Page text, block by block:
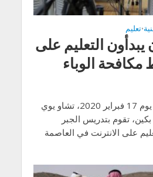
•تعليم
التعليم على
الوباء
في الصورة الملتقطة يوم 17 فبراير 2020، تشاو يوي
تقوم بتدريس الجبر
على الانترنت في العاصمة